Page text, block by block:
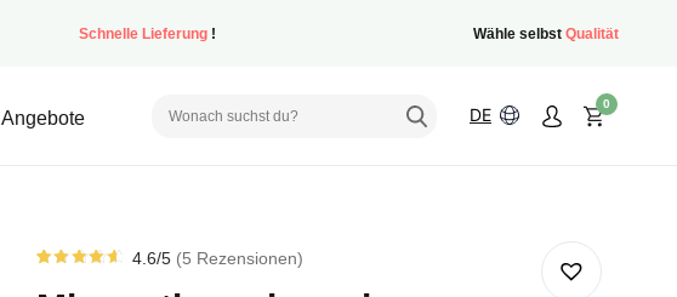
Schnelle Lieferung ! Wähle selbst Qualität
Angebote DE
0
4.60von
4.6/5 5 Rezensionen